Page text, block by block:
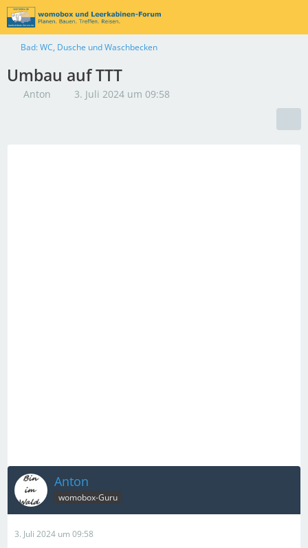
Bad: WC, Dusche und Waschbecken
Umbau auf TTT
Anton 3. Juli 2024 um 09:58
Anton
womobox-Guru
3. Juli 2024 um 09:58